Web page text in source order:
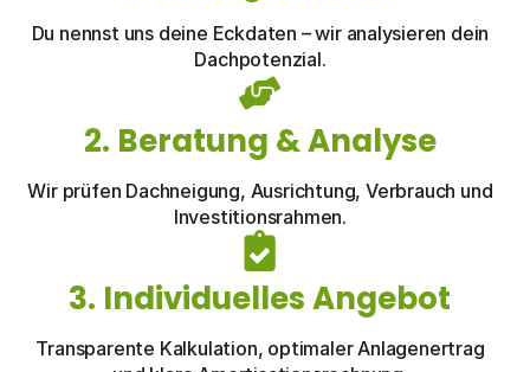
Du nennst uns deine Eckdaten – wir analysieren dein
Dachpotenzial.
2. Beratung & Analyse
Wir prüfen Dachneigung, Ausrichtung, Verbrauch und
Investitionsrahmen.
3. Individuelles Angebot
Transparente Kalkulation, optimaler Anlagenertrag